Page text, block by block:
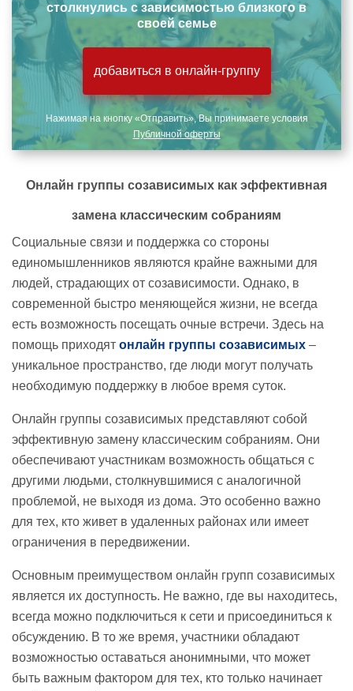
столкнулись с зависимостью близкого в
своей семье
добавиться в онлайн-группу
Нажимая на кнопку «Отправить», Вы принимаете условия
Публичной оферты
Онлайн группы созависимых как эффективная
замена классическим собраниям
Социальные связи и поддержка со стороны
единомышленников являются крайне важными для
людей, страдающих от созависимости. Однако, в
современной быстро меняющейся жизни, не всегда
есть возможность посещать очные встречи. Здесь на
помощь приходят онлайн группы созависимых –
уникальное пространство, где люди могут получать
необходимую поддержку в любое время суток.
Онлайн группы созависимых представляют собой
эффективную замену классическим собраниям. Они
обеспечивают участникам возможность общаться с
другими людьми, столкнувшимися с аналогичной
проблемой, не выходя из дома. Это особенно важно
для тех, кто живет в удаленных районах или имеет
ограничения в передвижении.
Основным преимуществом онлайн групп созависимых
является их доступность. Не важно, где вы находитесь,
всегда можно подключиться к сети и присоединиться к
обсуждению. В то же время, участники обладают
возможностью оставаться анонимными, что может
быть важным фактором для тех, кто только начинает